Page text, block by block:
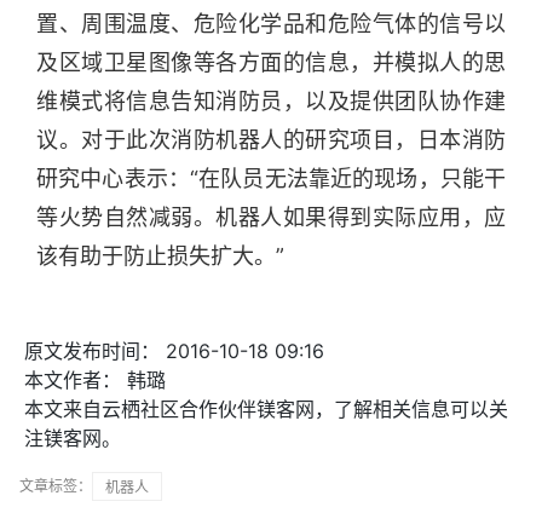
置、周围温度、危险化学品和危险气体的信号以
及区域卫星图像等各方面的信息，并模拟人的思
维模式将信息告知消防员，以及提供团队协作建
议。对于此次消防机器人的研究项目，日本消防
研究中心表示：“在队员无法靠近的现场，只能干
等火势自然减弱。机器人如果得到实际应用，应
该有助于防止损失扩大。”
原文发布时间： 2016-10-18 09:16
本文作者： 韩璐
本文来自云栖社区合作伙伴镁客网，了解相关信息可以关
注镁客网。
文章标签：
机器人